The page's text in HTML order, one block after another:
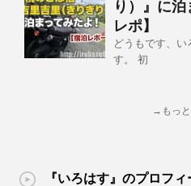
り）』に
レポ】
どうもです、
す。 初
→もっ
『いろはす』のプロフィ